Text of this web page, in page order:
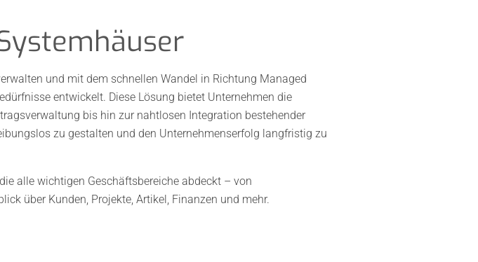
und mit dem schnellen Wandel in Richtung Managed
entwickelt. Diese Lösung bietet Unternehmen die
bis hin zur nahtlosen Integration bestehender
zu gestalten und den Unternehmenserfolg langfristig zu
alle wichtigen Geschäftsbereiche abdeckt – von
über Kunden, Projekte, Artikel, Finanzen und mehr.